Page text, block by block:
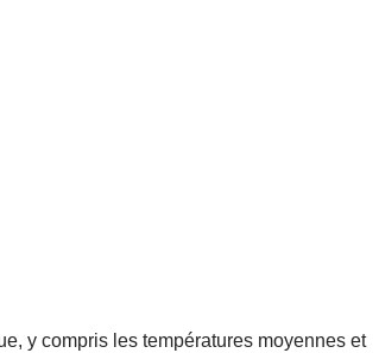
y compris les températures moyennes et